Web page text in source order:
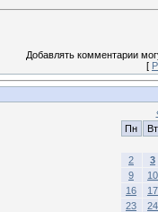
Добавлять комментарии
[
Пн
Вт
2
3
9
10
16
17
23
24